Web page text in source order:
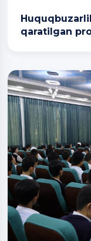
qaratilgan